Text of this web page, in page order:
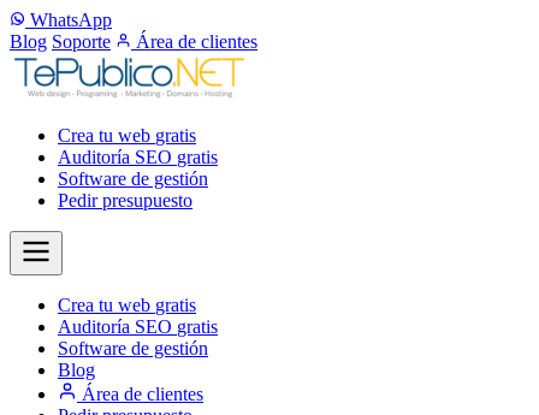
WhatsApp
Blog Soporte Área de clientes
Crea tu web gratis
Auditoría SEO gratis
Software de gestión
Pedir presupuesto
Crea tu web gratis
Auditoría SEO gratis
Software de gestión
Blog
Área de clientes